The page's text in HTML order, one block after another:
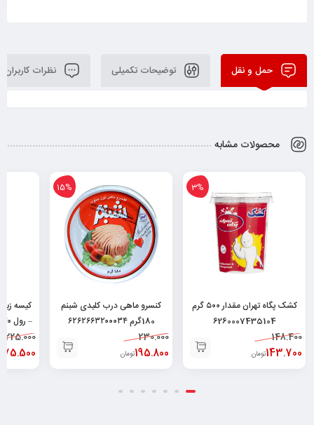
حمل و نقل توضیحات تکمیلی نظرات کاربران
محصولات مشابه
3%
کشک پگاه تهران مقدار ۵۰۰ گرم
6260007435104
148.400
143.700تومان
15%
کنسرو ماهی درب کلیدی شبنم
180گرم ۶۲۶۲۶۶۳۲۰۰۰۳۴
230.000
195.800تومان
– رول ۳۰ عددی ۶۲۶۰۰۱۰۵۱۱۹۸۷
225.000